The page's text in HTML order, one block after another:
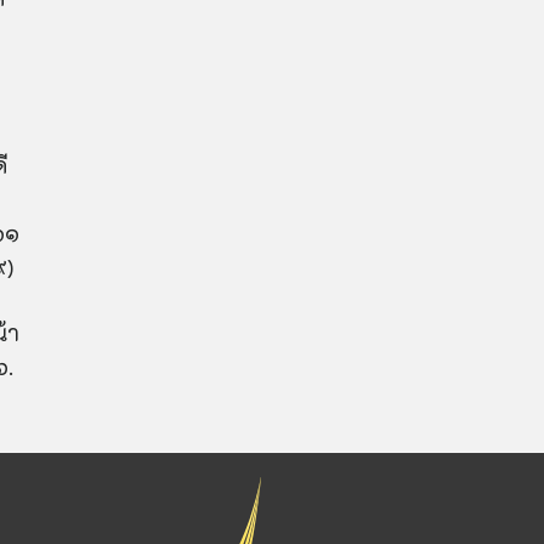
๑
)
า
.